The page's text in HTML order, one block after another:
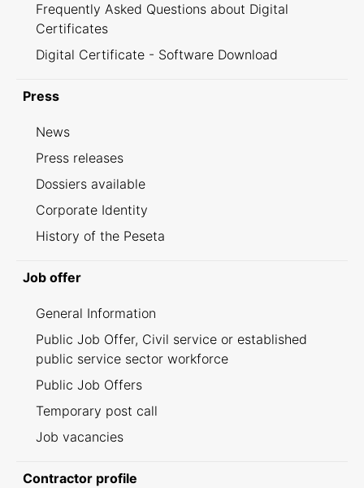
Frequently Asked Questions about Digital
Certificates
Digital Certificate - Software Download
Press
News
Press releases
Dossiers available
Corporate Identity
History of the Peseta
Job offer
General Information
Public Job Offer, Civil service or established
public service sector workforce
Public Job Offers
Temporary post call
Job vacancies
Contractor profile